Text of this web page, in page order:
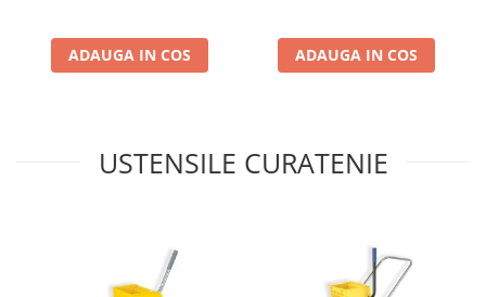
ADAUGA IN COS ADAUGA IN COS
USTENSILE CURATENIE